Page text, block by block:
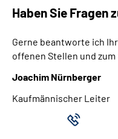
Haben Sie Fragen
Gerne beantworte ich
offenen Stellen und
Joachim Nürnberger
Kaufmännischer Leiter